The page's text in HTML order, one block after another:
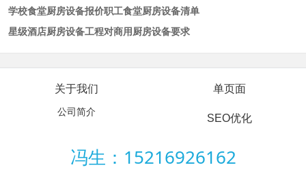
学校食堂厨房设备报价职工食堂厨房设备清单
星级酒店厨房设备工程对商用厨房设备要求
关于我们
公司简介
单页面
SEO优化
冯生：15216926162